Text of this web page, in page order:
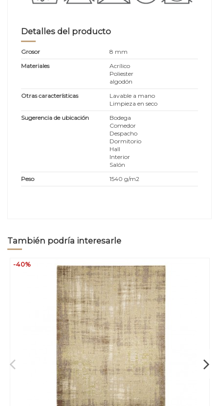
Detalles del producto
Grosor
8 mm
Materiales
Acrílico
Poliester
algodón
Otras características
Lavable a mano
Limpieza en seco
Sugerencia de ubicación
Bodega
Comedor
Despacho
Dormitorio
Hall
Interior
Salón
Peso
1540 g/m2
También podría interesarle
-40%